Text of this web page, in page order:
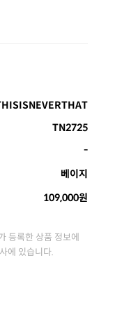
TN2725
-
베이지
109,000원
등록한 상품 정보에
에 있습니다.